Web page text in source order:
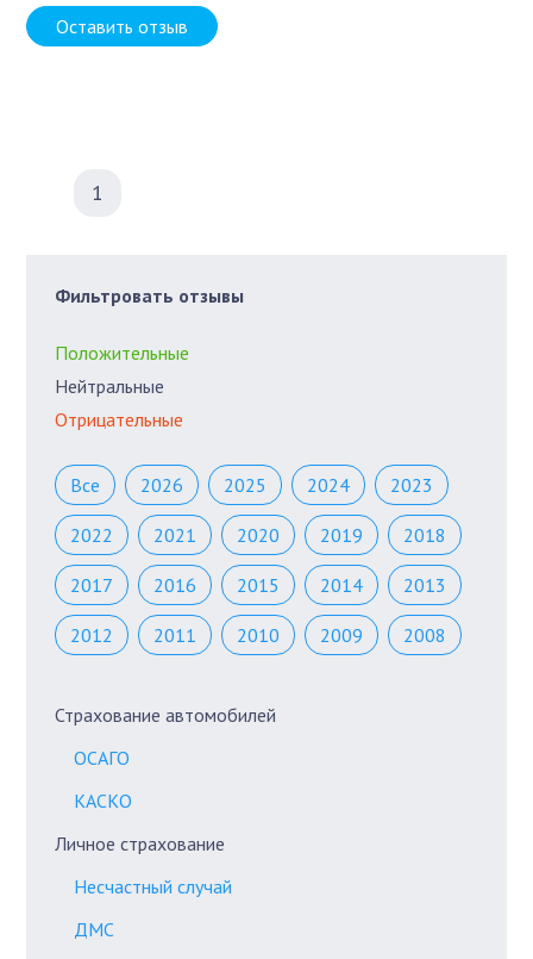
Оставить отзыв
1
Фильтровать отзывы
Положительные
Нейтральные
Отрицательные
Все 2026 2025 2024 2023
2022 2021 2020 2019 2018
2017 2016 2015 2014 2013
2012 2011 2010 2009 2008
Страхование автомобилей
ОСАГО
КАСКО
Личное страхование
Несчастный случай
ДМС